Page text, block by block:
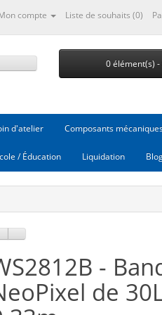
compte Liste de souhaits (0)
0 élément(s) -
d'atelier Composants
/ Éducation Liquidation
-
de